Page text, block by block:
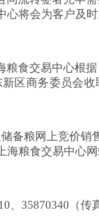
心将会为客户及
粮食交易中心根
新区商务委员会收
备粮网上竞价销
粮食交易中心
、35870340（传